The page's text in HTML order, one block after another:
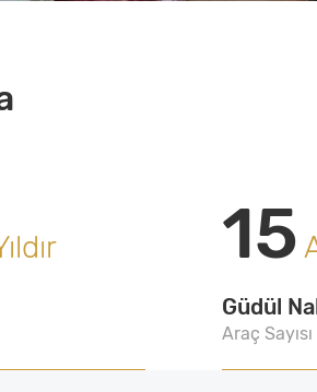
15
Güdül
Araç Sayısı